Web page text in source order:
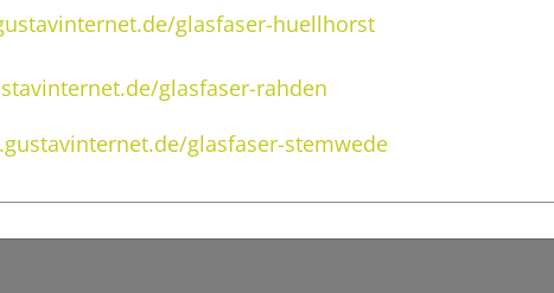
glasfaser-huellhorst
glasfaser-rahden
glasfaser-stemwede